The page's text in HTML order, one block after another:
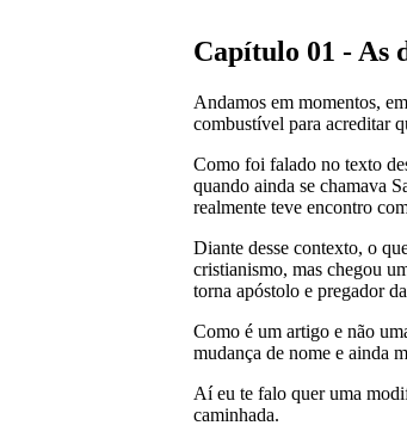
Capítulo 01 - As
Andamos em momentos,
combustível para acreditar
Como foi falado no texto
quando ainda se chamava
realmente teve encontro
Diante desse contexto, o
cristianismo, mas chegou
torna apóstolo e pregador
Como é um artigo e não
mudança de nome e ainda
Aí eu te falo quer uma
caminhada.